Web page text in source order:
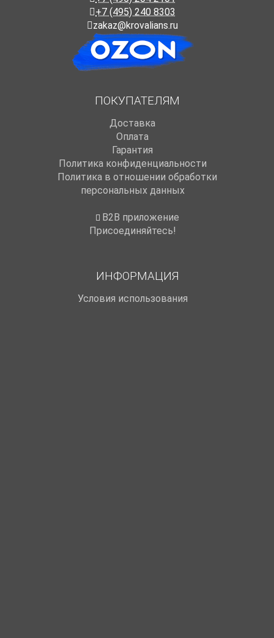
+7 (495) 240 8303
zakaz@krovalians.ru
ПОКУПАТЕЛЯМ
Доставка
Оплата
Гарантия
Политика конфиденциальности
Политика в отношении обработки
персональных данных
B2B приложение
Присоединяйтесь!
ИНФОРМАЦИЯ
Условия использования